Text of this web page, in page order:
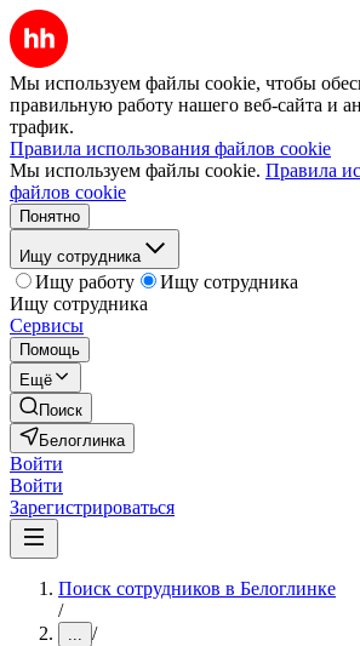
Мы используем файлы cookie, чтобы
правильную работу нашего веб-сайта и
трафик.
Правила использования файлов cookie
Мы используем файлы cookie. Правила
файлов cookie
Понятно
Ищу сотрудника
Ищу работу
Ищу сотрудника
Ищу сотрудника
Сервисы
Помощь
Ещё
Поиск
Белоглинка
Войти
Войти
Зарегистрироваться
Поиск сотрудников в Белоглинке
/
... /